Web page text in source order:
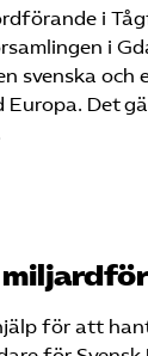
i
i
svenska
Det
för att